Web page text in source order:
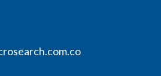
com.co